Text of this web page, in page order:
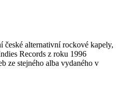
české alternativní rockové kapely,
Records z roku 1996
ze stejného alba vydaného v